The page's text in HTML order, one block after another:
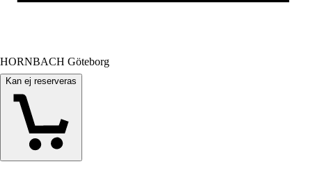
HORNBACH Göteborg
Kan ej reserveras